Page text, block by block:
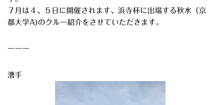
７月は４、５日に開催されます、浜寺杯に出場する秋水（京
都大学A)のクルー紹介をさせていただきます。
ーーー
漕手